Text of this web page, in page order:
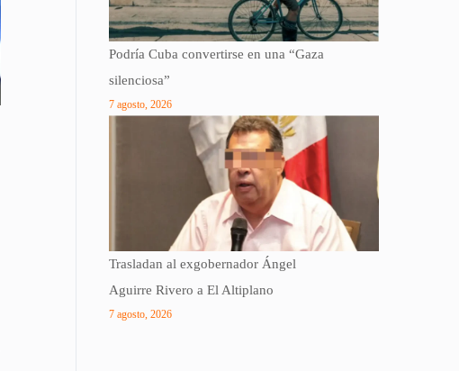
Podría Cuba convertirse en una “Gaza
silenciosa”
7 agosto, 2026
Trasladan al exgobernador Ángel
Aguirre Rivero a El Altiplano
7 agosto, 2026